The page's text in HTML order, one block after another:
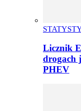
Licznik
drogach
PHEV